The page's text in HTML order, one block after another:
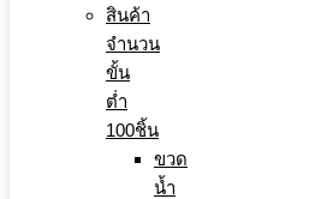
สินค้า
จำนวน
ขั้น
ต่ำ
100ชิ้น
ขวด
น้ำ